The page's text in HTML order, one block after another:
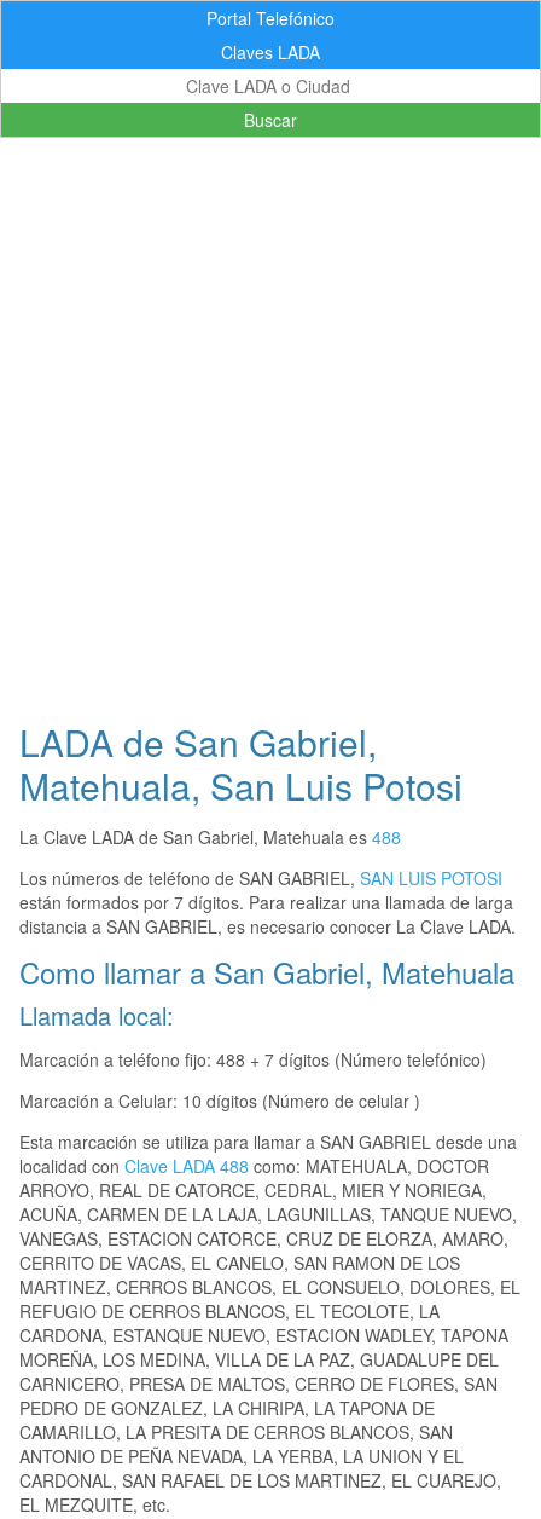
Portal Telefónico
Claves LADA
Buscar
LADA de San Gabriel,
Matehuala, San Luis Potosi
La Clave LADA de San Gabriel, Matehuala es 488
Los números de teléfono de SAN GABRIEL, SAN LUIS POTOSI
están formados por 7 dígitos. Para realizar una llamada de larga
distancia a SAN GABRIEL, es necesario conocer La Clave LADA.
Como llamar a San Gabriel, Matehuala
Llamada local:
Marcación a teléfono fijo: 488 + 7 dígitos (Número telefónico)
Marcación a Celular: 10 dígitos (Número de celular )
Esta marcación se utiliza para llamar a SAN GABRIEL desde una
localidad con Clave LADA 488 como: MATEHUALA, DOCTOR
ARROYO, REAL DE CATORCE, CEDRAL, MIER Y NORIEGA,
ACUÑA, CARMEN DE LA LAJA, LAGUNILLAS, TANQUE NUEVO,
VANEGAS, ESTACION CATORCE, CRUZ DE ELORZA, AMARO,
CERRITO DE VACAS, EL CANELO, SAN RAMON DE LOS
MARTINEZ, CERROS BLANCOS, EL CONSUELO, DOLORES, EL
REFUGIO DE CERROS BLANCOS, EL TECOLOTE, LA
CARDONA, ESTANQUE NUEVO, ESTACION WADLEY, TAPONA
MOREÑA, LOS MEDINA, VILLA DE LA PAZ, GUADALUPE DEL
CARNICERO, PRESA DE MALTOS, CERRO DE FLORES, SAN
PEDRO DE GONZALEZ, LA CHIRIPA, LA TAPONA DE
CAMARILLO, LA PRESITA DE CERROS BLANCOS, SAN
ANTONIO DE PEÑA NEVADA, LA YERBA, LA UNION Y EL
CARDONAL, SAN RAFAEL DE LOS MARTINEZ, EL CUAREJO,
EL MEZQUITE, etc.